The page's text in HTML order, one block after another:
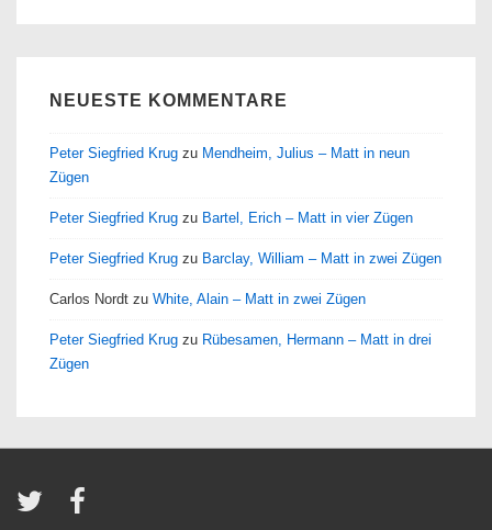
NEUESTE KOMMENTARE
Peter Siegfried Krug zu Mendheim, Julius – Matt in neun
Zügen
Peter Siegfried Krug zu Bartel, Erich – Matt in vier Zügen
Peter Siegfried Krug zu Barclay, William – Matt in zwei Zügen
Carlos Nordt zu White, Alain – Matt in zwei Zügen
Peter Siegfried Krug zu Rübesamen, Hermann – Matt in drei
Zügen